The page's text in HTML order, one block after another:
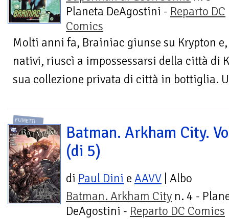
Planeta DeAgostini - Reparto DC
Comics
Molti anni fa, Brainiac giunse su Krypton
nativi, riuscì a impossessarsi della città di
sua collezione privata di città in bottiglia.
FUMETTI
Batman. Arkham City.
(di 5)
di Paul Dini e AAVV | Albo
Batman. Arkham City n. 4 -
DeAgostini - Reparto DC Comics